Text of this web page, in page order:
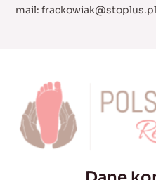
mail: frackowiak@stoplus.pl